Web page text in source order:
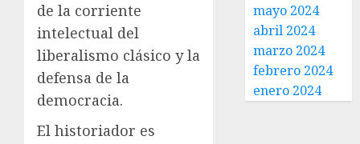
de la corriente
intelectual del
liberalismo clásico y la
defensa de la
democracia.
El historiador es
mayo 2024
abril 2024
marzo 2024
febrero 2024
enero 2024